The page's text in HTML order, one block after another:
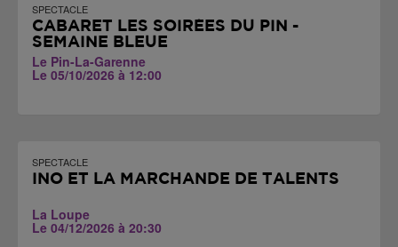
SPECTACLE
CABARET LES SOIRÉES DU PIN -
SEMAINE BLEUE
Le Pin-La-Garenne
Le 05/10/2026 à 12:00
SPECTACLE
INO ET LA MARCHANDE DE TALENTS
La Loupe
Le 04/12/2026 à 20:30